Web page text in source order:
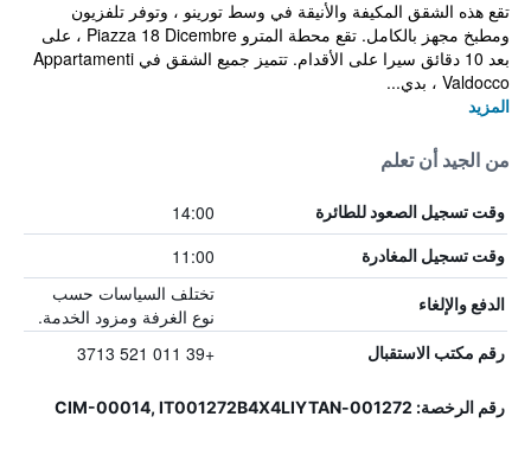
تقع هذه الشقق المكيفة والأنيقة في وسط تورينو ، وتوفر تلفزيون
ومطبخ مجهز بالكامل. تقع محطة المترو Piazza 18 Dicembre ، على
بعد 10 دقائق سيرا على الأقدام. تتميز جميع الشقق في Appartamenti
Valdocco ، بدي...
المزيد
من الجيد أن تعلم
وقت تسجيل الصعود للطائرة 14:00
وقت تسجيل المغادرة 11:00
الدفع والإلغاء
تختلف السياسات حسب
نوع الغرفة ومزود الخدمة.
رقم مكتب الاستقبال +39 011 521 3713
رقم الرخصة: 001272-CIM-00014, IT001272B4X4LIYTAN